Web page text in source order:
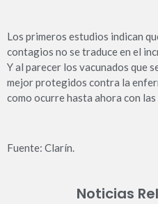
Los primeros estudios indican
contagios no se traduce en el
Y al parecer los vacunados que
mejor protegidos contra la
como ocurre hasta ahora con
Fuente: Clarín.
Noticias